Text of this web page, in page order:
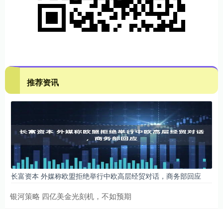
推荐资讯
长富资本 外媒称欧盟拒绝举行中欧高层经贸对话，商务部回应
银河策略 四亿美金光刻机，不如预期